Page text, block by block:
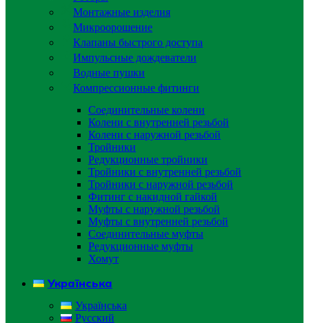
Монтажные изделия
Микроорошение
Клапаны быстрого доступа
Импульсные дождеватели
Водные пушки
Компрессионные фитинги
Соединительные колени
Колени с внутренней резьбой
Колени с наружной резьбой
Тройники
Редукционные тройники
Тройники с внутренней резьбой
Тройники с наружной резьбой
Фитинг с накидной гайкой
Муфты с наружной резьбой
Муфты с внутренней резьбой
Соединительные муфты
Редукционные муфты
Хомут
Українська
Українська
Русский